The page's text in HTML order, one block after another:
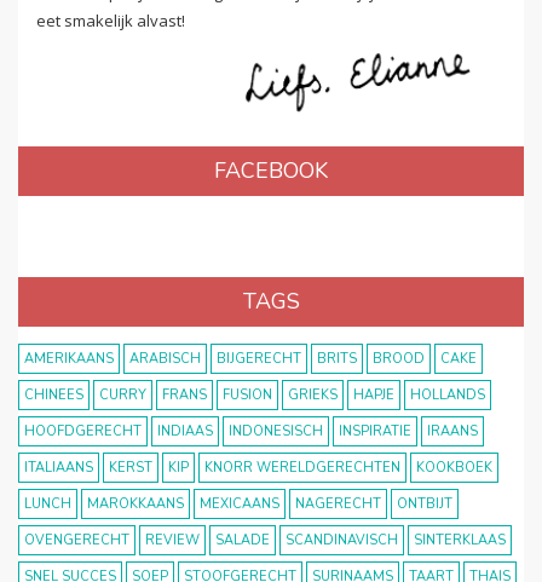
eet smakelijk alvast!
FACEBOOK
TAGS
AMERIKAANS ARABISCH BIJGERECHT BRITS BROOD
CAKE
CHINEES
CURRY FRANS FUSION GRIEKS HAPJE
HOLLANDS
HOOFDGERECHT
INDIAAS INDONESISCH INSPIRATIE
IRAANS
ITALIAANS
KERST KIP KNORR WERELDGERECHTEN
KOOKBOEK
LUNCH
MAROKKAANS MEXICAANS NAGERECHT
ONTBIJT
OVENGERECHT
REVIEW SALADE SCANDINAVISCH
SINTERKLAAS
SNEL SUCCES
SOEP STOOFGERECHT SURINAAMS TAART THAIS